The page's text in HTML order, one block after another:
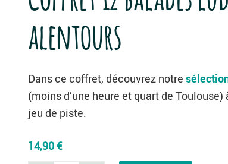
alentours
Dans ce coffret, découvrez notre
(moins d’une heure et quart de
jeu de piste.
14,90€